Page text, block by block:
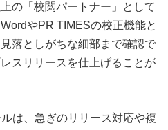
の「校閲パートナー」として
やPR TIMESの校正機能と
落としがちな細部まで確認で
スリリースを仕上げることが
は、急ぎのリリース対応や複